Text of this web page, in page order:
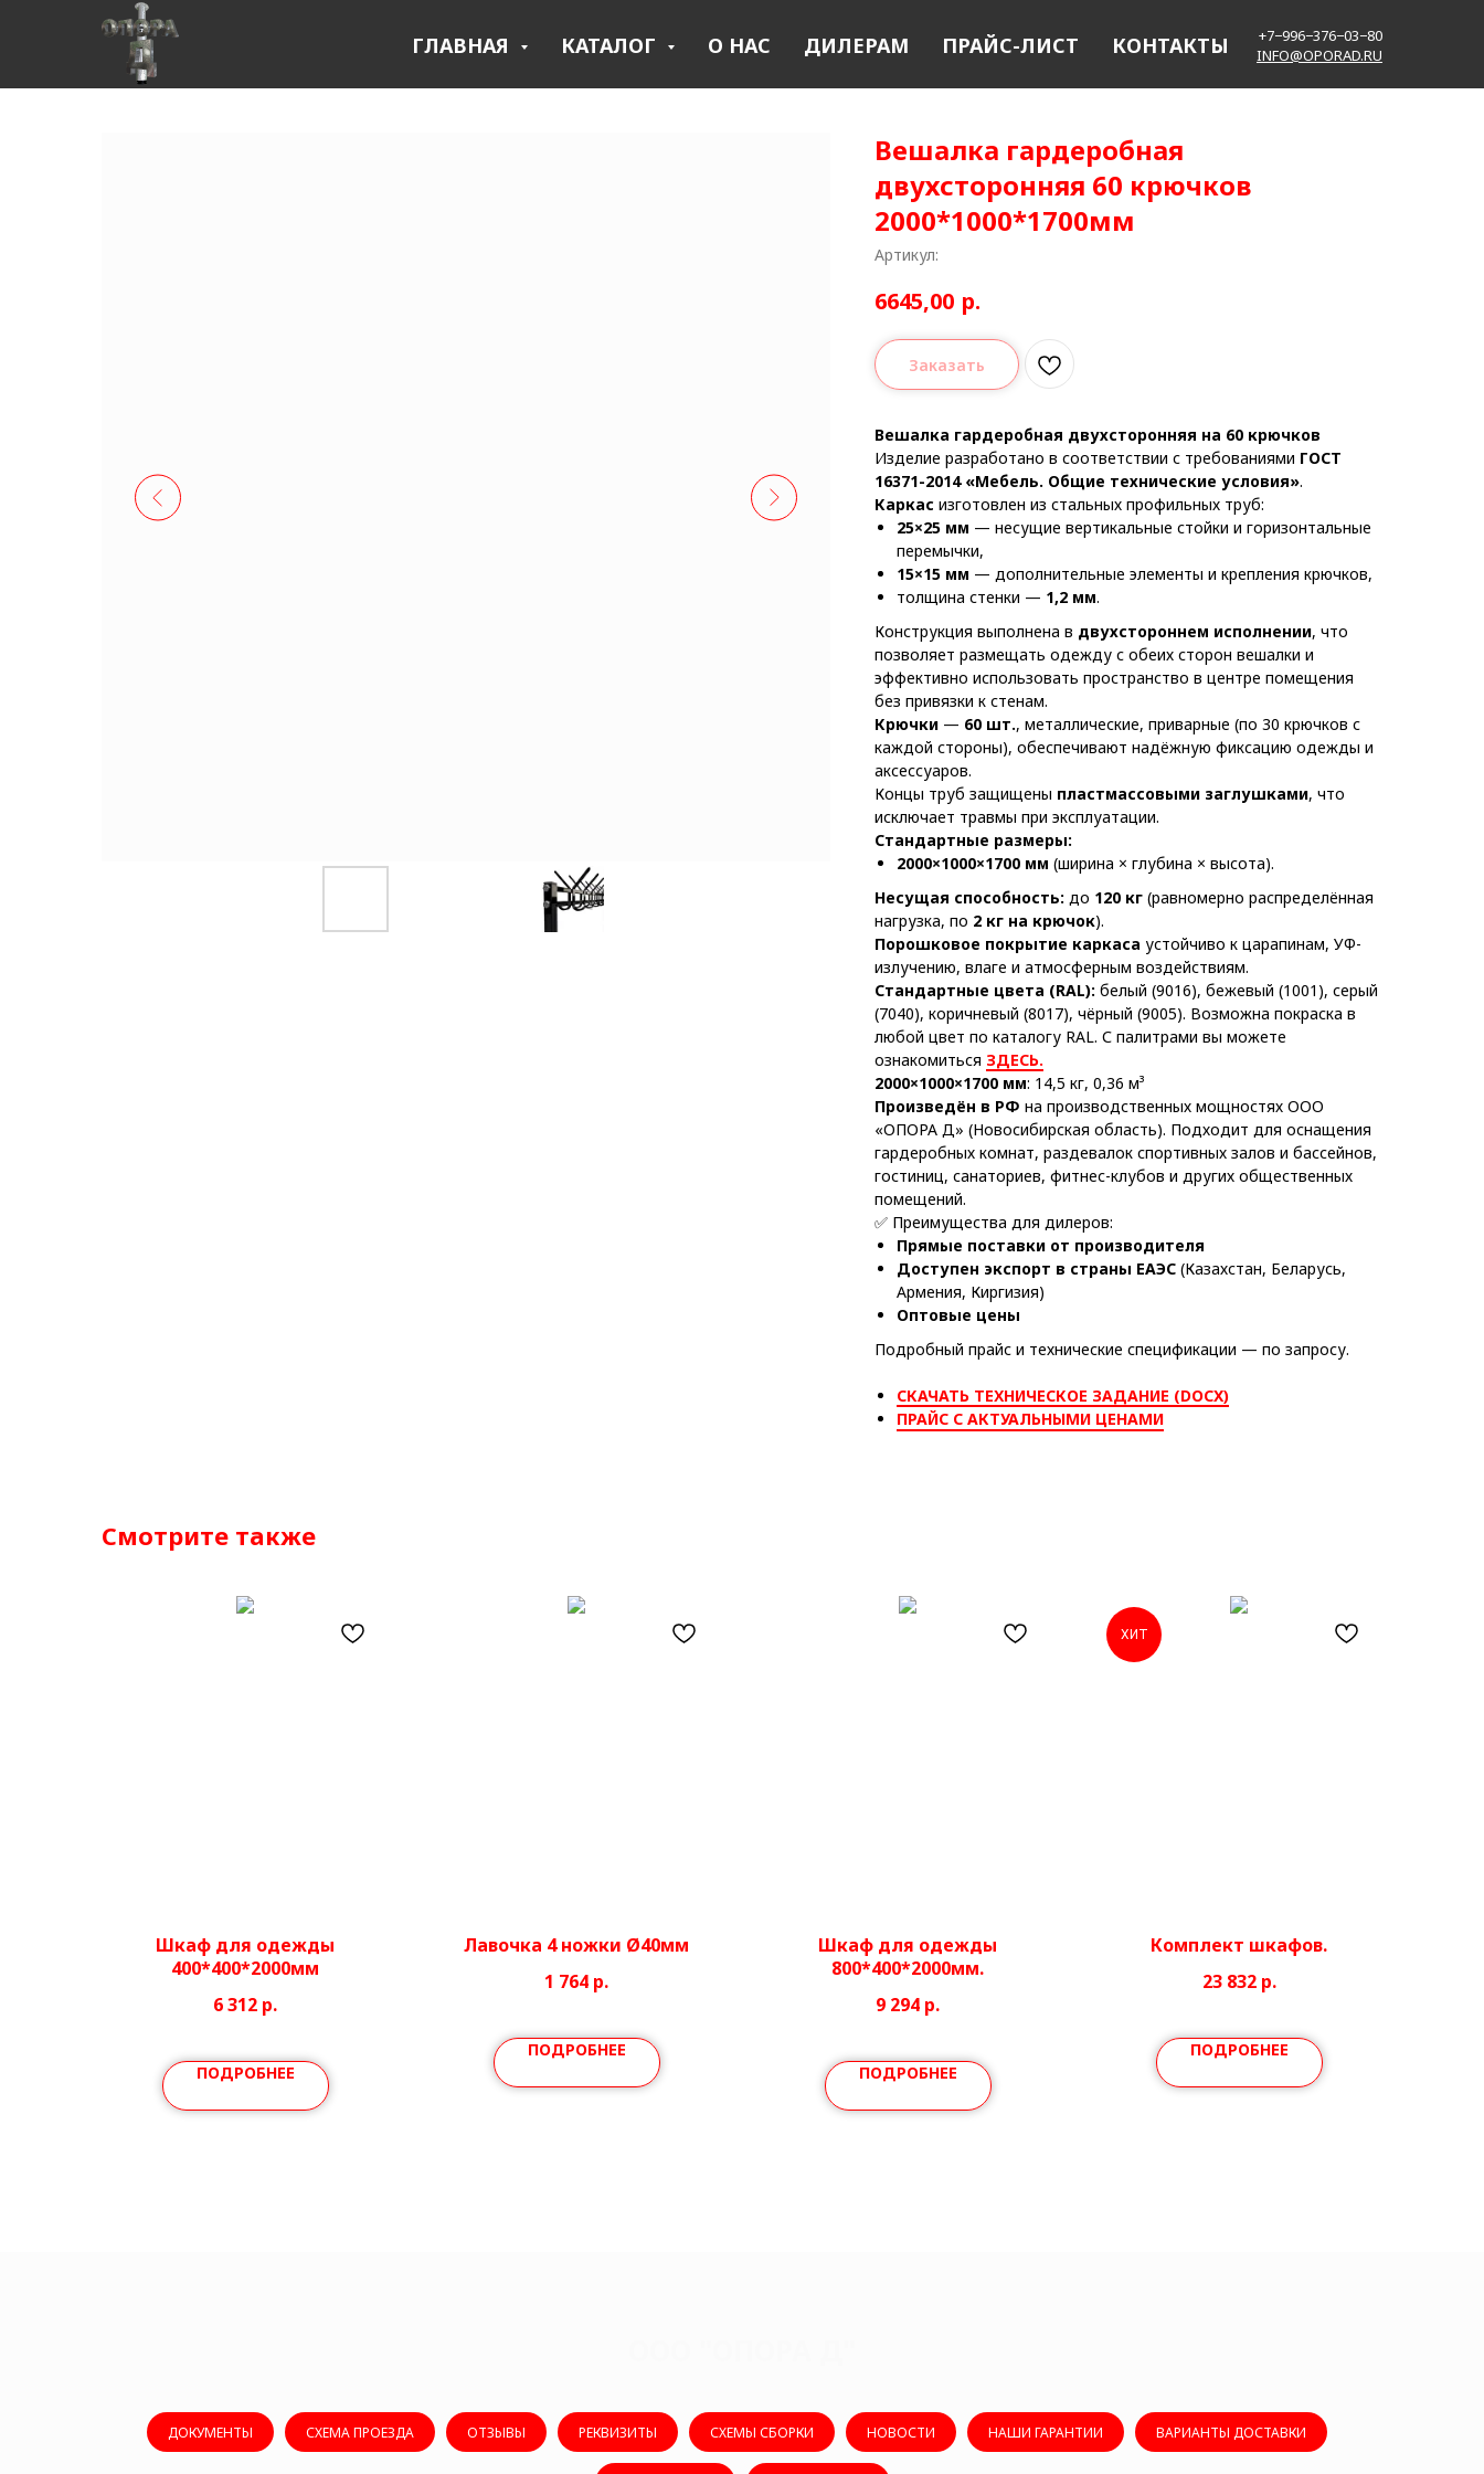
ГЛАВНАЯ КАТАЛОГ О НАС ДИЛЕРАМ ПРАЙС-ЛИСТ КОНТАКТЫ
+7−996−376−03−80
INFO@OPORAD.RU
Вешалка гардеробная
двухсторонняя 60 крючков
2000*1000*1700мм
Артикул:
6645,00 р.
Заказать
Вешалка гардеробная двухсторонняя на 60 крючков
Изделие разработано в соответствии с требованиями ГОСТ
16371-2014 «Мебель. Общие технические условия».
Каркас изготовлен из стальных профильных труб:
25×25 мм — несущие вертикальные стойки и горизонтальные
перемычки,
15×15 мм — дополнительные элементы и крепления крючков,
толщина стенки — 1,2 мм.
Конструкция выполнена в двухстороннем исполнении, что
позволяет размещать одежду с обеих сторон вешалки и
эффективно использовать пространство в центре помещения
без привязки к стенам.
Крючки — 60 шт., металлические, приварные (по 30 крючков с
каждой стороны), обеспечивают надёжную фиксацию одежды и
аксессуаров.
Концы труб защищены пластмассовыми заглушками, что
исключает травмы при эксплуатации.
Стандартные размеры:
2000×1000×1700 мм (ширина × глубина × высота).
Несущая способность: до 120 кг (равномерно распределённая
нагрузка, по 2 кг на крючок).
Порошковое покрытие каркаса устойчиво к царапинам, УФ-
излучению, влаге и атмосферным воздействиям.
Стандартные цвета (RAL): белый (9016), бежевый (1001), серый
(7040), коричневый (8017), чёрный (9005). Возможна покраска в
любой цвет по каталогу RAL. С палитрами вы можете
ознакомиться ЗДЕСЬ.
2000×1000×1700 мм: 14,5 кг, 0,36 м³
Произведён в РФ на производственных мощностях ООО
«ОПОРА Д» (Новосибирская область). Подходит для оснащения
гардеробных комнат, раздевалок спортивных залов и бассейнов,
гостиниц, санаториев, фитнес-клубов и других общественных
помещений.
✅ Преимущества для дилеров:
Прямые поставки от производителя
Доступен экспорт в страны ЕАЭС (Казахстан, Беларусь,
Армения, Киргизия)
Оптовые цены
Подробный прайс и технические спецификации — по запросу.
СКАЧАТЬ ТЕХНИЧЕСКОЕ ЗАДАНИЕ (DOCX)
ПРАЙС С АКТУАЛЬНЫМИ ЦЕНАМИ
Смотрите также
Шкаф для одежды
400*400*2000мм
6 312 р.
ПОДРОБНЕЕ
Лавочка 4 ножки Ø40мм
1 764 р.
ПОДРОБНЕЕ
Шкаф для одежды
800*400*2000мм.
9 294 р.
ПОДРОБНЕЕ
ХИТ
Комплект шкафов.
23 832 р.
ПОДРОБНЕЕ
ДОКУМЕНТЫ СХЕМА ПРОЕЗДА ОТЗЫВЫ РЕКВИЗИТЫ СХЕМЫ СБОРКИ НОВОСТИ НАШИ ГАРАНТИИ ВАРИАНТЫ ДОСТАВКИ